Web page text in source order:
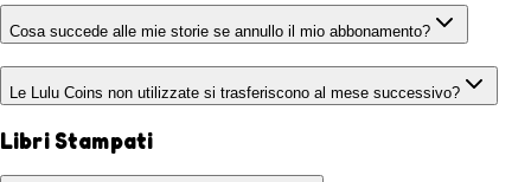
Cosa succede alle mie storie se annullo il mio abbonamento?
Le Lulu Coins non utilizzate si trasferiscono al mese successivo?
Libri Stampati